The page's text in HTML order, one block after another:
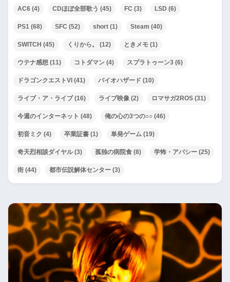
AC6 (4) CDほぼ全部歌う (45) FC (3) LSD (6)
PS1 (68) SFC (52) short (1) Steam (40)
SWITCH (45) くりから。 (12) ときメモ (1)
ウテナ感想 (11) コトダマン (4) スプラトゥーン3 (6)
ドラゴンクエストVI (41) バイオハザード (10)
ライブ・ア・ライブ(16) ライブ映像 (2) ロマサガ2ROS (31)
今週のインターネット (48) 俺の心の3つの○○ (46)
初音ミク (4) 卒業証書 (1) 単発ゲーム (19)
奇天烈相談ダイヤル(3) 孤独の病院食 (8) 学怖・アパシー (25)
街 (44) 都市伝説解体センター (3)